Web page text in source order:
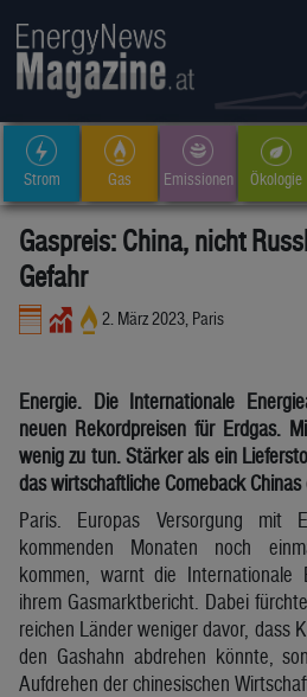
Strom Gas Emissionen Ökologie
Gaspreis: China, nicht
Gefahr
2. März 2023, Paris
Energie. Die Internationale
neuen Rekordpreisen für Erdgas.
wenig zu tun. Stärker als ein
das wirtschaftliche Comeback
Paris. Europas Versorgung mit
kommenden Monaten noch
kommen, warnt die Internationale
ihrem Gasmarktbericht. Dabei
reichen Länder weniger davor, dass
den Gashahn abdrehen könnte,
Aufdrehen der chinesischen